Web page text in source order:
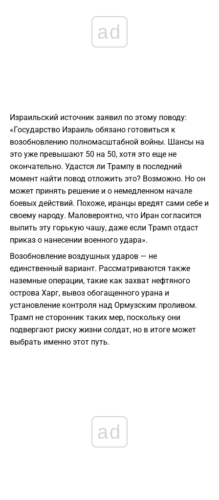
ad
Израильский источник заявил по этому поводу:
«Государство Израиль обязано готовиться к
возобновлению полномасштабной войны. Шансы на
это уже превышают 50 на 50, хотя это еще не
окончательно. Удастся ли Трампу в последний
момент найти повод отложить это? Возможно. Но он
может принять решение и о немедленном начале
боевых действий. Похоже, иранцы вредят сами себе и
своему народу. Маловероятно, что Иран согласится
выпить эту горькую чашу, даже если Трамп отдаст
приказ о нанесении военного удара».
Возобновление воздушных ударов — не
единственный вариант. Рассматриваются также
наземные операции, такие как захват нефтяного
острова Харг, вывоз обогащенного урана и
установление контроля над Ормузским проливом.
Трамп не сторонник таких мер, поскольку они
подвергают риску жизни солдат, но в итоге может
выбрать именно этот путь.
ad